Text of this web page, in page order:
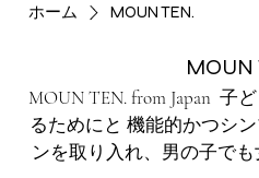
ホーム MOUN TEN.
MOUN
MOUN TEN. from Japan ​ 子
るためにと 機能的かつシ
ンを取り入れ、男の子で